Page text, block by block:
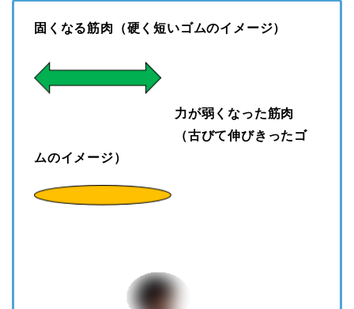
固くなる筋肉（硬く短いゴムのイメージ）
力が弱くなった筋肉
（古びて伸びきったゴ
ムのイメージ）